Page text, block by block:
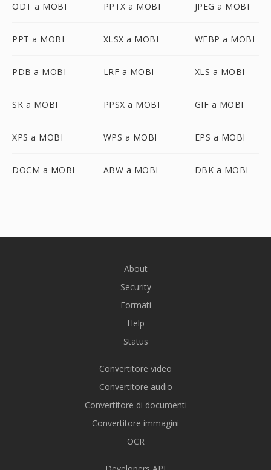
ODT a MOBI PPTX a MOBI JPEG a MOBI
PPT a MOBI XLSX a MOBI WEBP a MOBI
PDB a MOBI LRF a MOBI XLS a MOBI
SK a MOBI PPSX a MOBI GIF a MOBI
XPS a MOBI WPS a MOBI EPS a MOBI
DOCM a MOBI ABW a MOBI DBK a MOBI
About
Security
Formati
Help
Status
Convertitore video
Convertitore audio
Convertitore di documenti
Convertitore immagini
OCR